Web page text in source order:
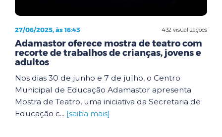
432 visualizações
27/06/2025, às 16:43
Adamastor oferece mostra de teatro com
recorte de trabalhos de crianças, jovens e
adultos
Nos dias 30 de junho e 7 de julho, o Centro
Municipal de Educação Adamastor apresenta
Mostra de Teatro, uma iniciativa da Secretaria de
Educação c... [saiba mais]